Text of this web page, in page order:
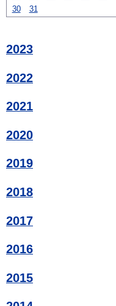
30
31
2023
2022
2021
2020
2019
2018
2017
2016
2015